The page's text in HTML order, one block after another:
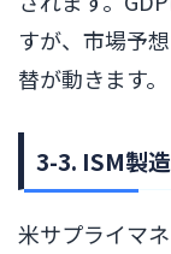
すが、市場予
替が動きます。
3-3. ISM製
米サプライマ